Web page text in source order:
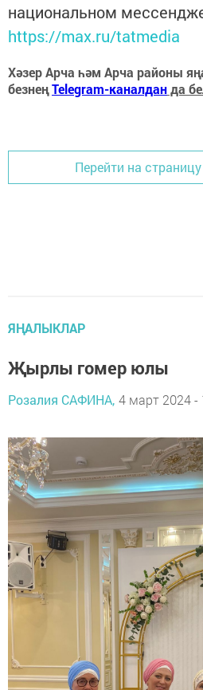
национальном
https://max.ru/tatmedia
Хәзер Арча һәм Арча районы
безнеңTelegram-каналданда
Перейти на
ЯҢАЛЫКЛАР
Җырлы гомер юлы
Розалия САФИНА, 4 март 2024 -